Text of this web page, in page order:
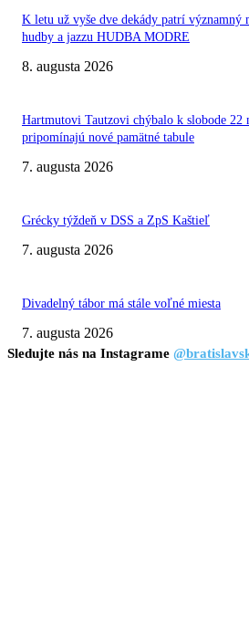
K letu už vyše dve dekády patrí významný
hudby a jazzu HUDBA MODRE
8. augusta 2026
Hartmutovi Tautzovi chýbalo k slobode
pripomínajú nové pamätné tabule
7. augusta 2026
Grécky týždeň v DSS a ZpS Kaštieľ
7. augusta 2026
Divadelný tábor má stále voľné miesta
7. augusta 2026
Sledujte nás na Instagrame